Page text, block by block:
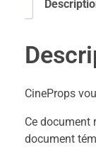
CineProps
Ce document
document